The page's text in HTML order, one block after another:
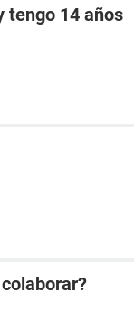
tengo 14 años